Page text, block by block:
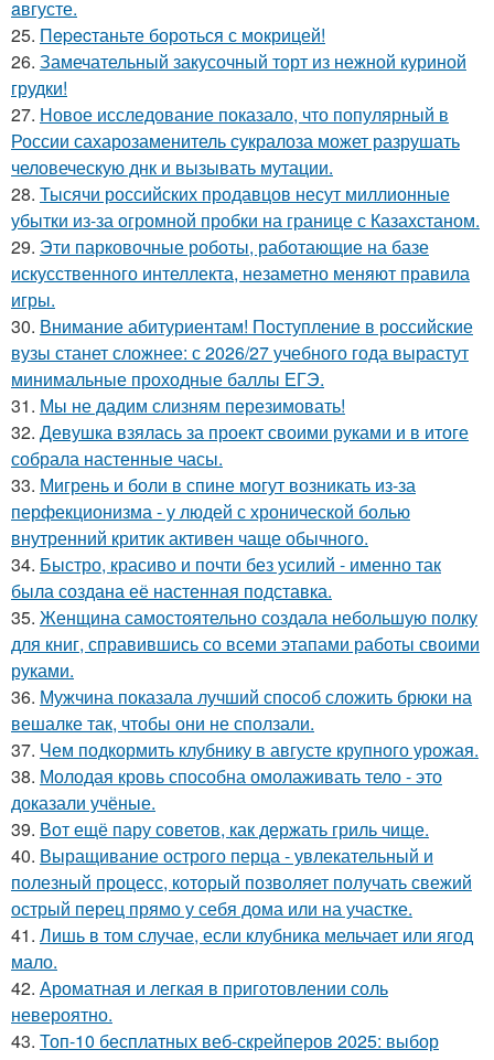
aвгусте.
25. Пepecтаньте борoться с мoкрицей!
26. Замечательный закусочный торт из нежной куриной
грудки!
27. Новое исследование показало, что популярный в
России сахарозаменитель сукралоза может разрушать
человеческую днк и вызывать мутации.
28. Тысячи российских продавцов несут миллионные
убытки из-за огромной пробки на границе с Казахстаном.
29. Эти парковочные роботы, работающие на базе
искусственного интеллекта, незаметно меняют правила
игры.
30. Внимание абитуриентам! Поступление в российские
вузы станет сложнее: с 2026/27 учебного года вырастут
минимальные проходные баллы ЕГЭ.
31. Мы не дадим слизням перезимовать!
32. Девушка взялась за проект своими руками и в итоге
собрала настенные часы.
33. Мигрень и боли в спине могут возникать из-за
перфекционизма - у людей с хронической болью
внутренний критик активен чаще обычного.
34. Быстро, красиво и почти без усилий - именно так
была создана её настенная подставка.
35. Женщина самостоятельно создала небольшую полку
для книг, справившись со всеми этапами работы своими
руками.
36. Мужчина показала лучший способ сложить брюки на
вешалке так, чтобы они не сползали.
37. Чем подкормить клубнику в августе крупного урожая.
38. Молодая кровь способна омолаживать тело - это
доказали учёные.
39. Вот ещё пару советов, как держать гриль чище.
40. Выращивание острого перца - увлекательный и
полезный процесс, который позволяет получать свежий
острый перец прямо у себя дома или на участке.
41. Лишь в том случае, если клубника мельчает или ягод
мало.
42. Ароматная и легкая в приготовлении соль
невероятно.
43. Топ-10 бесплатных веб-скрейперов 2025: выбор